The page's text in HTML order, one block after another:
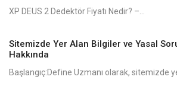
XP DEUS 2 Dedektör Fiyatı Nedir? –...
Sitemizde Yer Alan Bilgiler ve Yasal
Hakkında
Başlangıç:Define Uzmanı olarak, sitemizde